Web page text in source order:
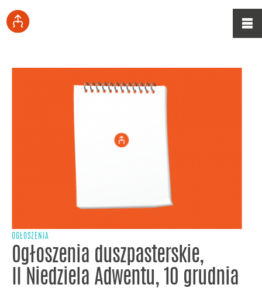
OGŁOSZENIA
Ogłoszenia duszpasterskie,
II Niedziela Adwentu, 10 grudnia